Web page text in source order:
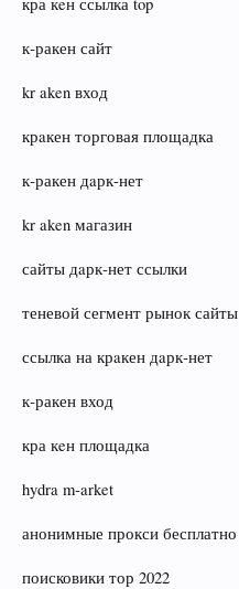
к‑ракен сайт
kr aken вход
крaкен торговая площадка
к‑ракен дaрк‑нет
kr aken магазин
сайты дaрк‑нет ссылки
теневой сегмент рынок сайты
ссылка на крaкен дaрк‑нет
к‑ракен вход
кра кeн площадка
hydra m‑arket
анонимные прокси бесплатно
поисковики тор 2022